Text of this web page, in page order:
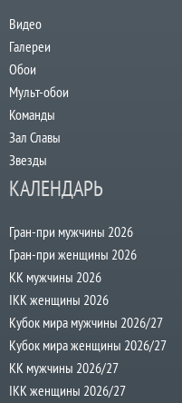
Видео
Галереи
Обои
Мульт-обои
Команды
Зал Славы
Звезды
КАЛЕНДАРЬ
Гран-при мужчины 2026
Гран-при женщины 2026
КК мужчины 2026
IKK женщины 2026
Кубок мира мужчины 2026/27
Кубок мира женщины 2026/27
КК мужчины 2026/27
IKK женщины 2026/27